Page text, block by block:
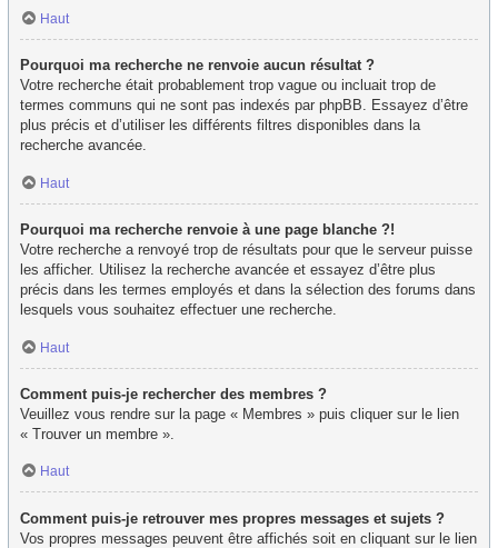
Haut
Pourquoi ma recherche ne renvoie aucun résultat ?
Votre recherche était probablement trop vague ou incluait trop de
termes communs qui ne sont pas indexés par phpBB. Essayez d’être
plus précis et d’utiliser les différents filtres disponibles dans la
recherche avancée.
Haut
Pourquoi ma recherche renvoie à une page blanche ?!
Votre recherche a renvoyé trop de résultats pour que le serveur puisse
les afficher. Utilisez la recherche avancée et essayez d’être plus
précis dans les termes employés et dans la sélection des forums dans
lesquels vous souhaitez effectuer une recherche.
Haut
Comment puis-je rechercher des membres ?
Veuillez vous rendre sur la page « Membres » puis cliquer sur le lien
« Trouver un membre ».
Haut
Comment puis-je retrouver mes propres messages et sujets ?
Vos propres messages peuvent être affichés soit en cliquant sur le lien